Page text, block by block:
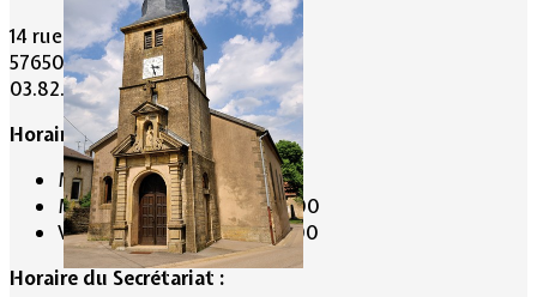
14 rue Maréchal Joffre
57650 LOMMERANGE
03.82.84.81.48
Horaire de la Mairie:
Mardi de 10 h 00 à 11 h 00
Mercredi de 14 h 00 à 16 h 00
Vendredi de 17 h 00 à 19 h 00
Horaire du Secrétariat :